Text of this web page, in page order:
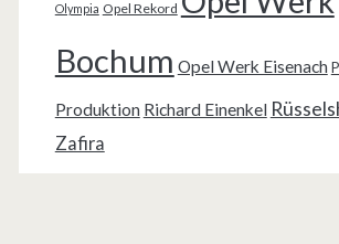
Olympia Opel Rekord
Bochum Opel Werk Eisenach
Produktion Richard Einenkel
Zafira